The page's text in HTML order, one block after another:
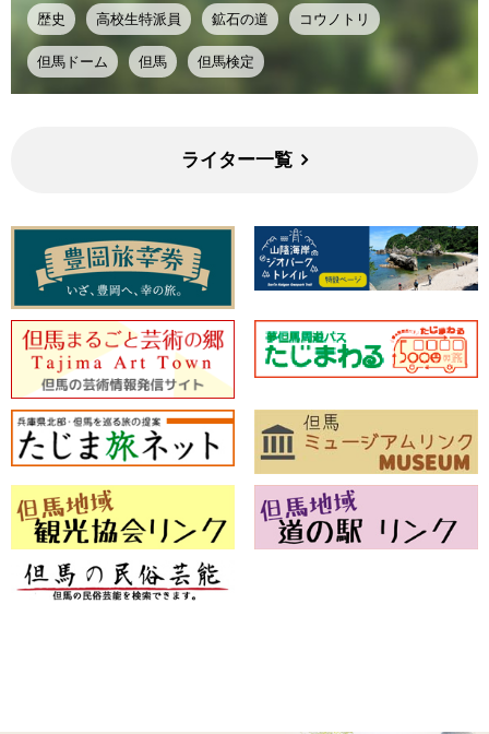
歴史 高校生特派員 鉱石の道 コウノトリ
但馬ドーム 但馬 但馬検定
ライター一覧